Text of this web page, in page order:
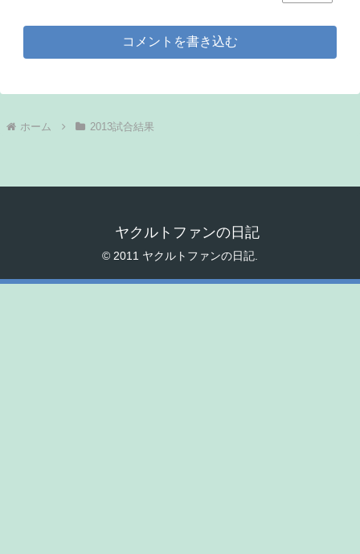
コメントを書き込む
ホーム 2013試合結果
ヤクルトファンの日記
© 2011 ヤクルトファンの日記.